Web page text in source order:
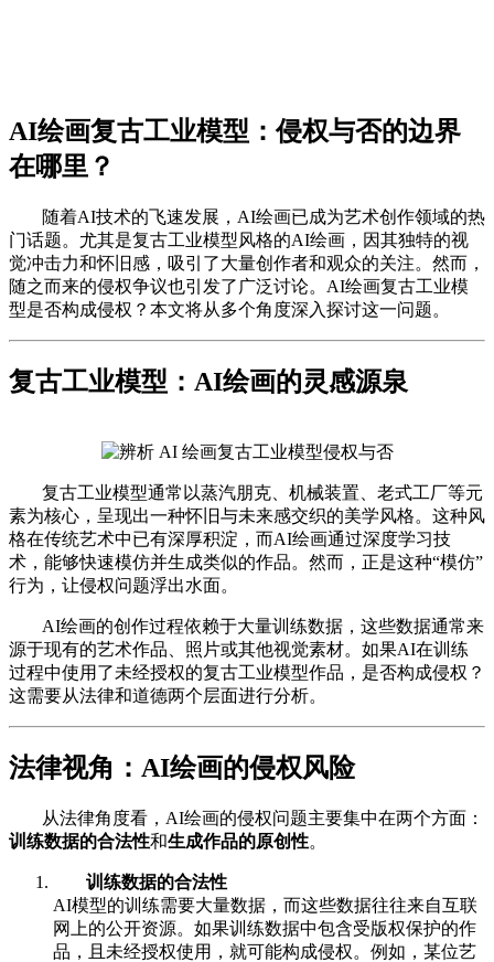
AI绘画复古工业模型：侵权与否的边界
在哪里？
随着AI技术的飞速发展，AI绘画已成为艺术创作领域的热
门话题。尤其是复古工业模型风格的AI绘画，因其独特的视
觉冲击力和怀旧感，吸引了大量创作者和观众的关注。然而，
随之而来的侵权争议也引发了广泛讨论。AI绘画复古工业模
型是否构成侵权？本文将从多个角度深入探讨这一问题。
复古工业模型：AI绘画的灵感源泉
复古工业模型通常以蒸汽朋克、机械装置、老式工厂等元
素为核心，呈现出一种怀旧与未来感交织的美学风格。这种风
格在传统艺术中已有深厚积淀，而AI绘画通过深度学习技
术，能够快速模仿并生成类似的作品。然而，正是这种“模仿”
行为，让侵权问题浮出水面。
AI绘画的创作过程依赖于大量训练数据，这些数据通常来
源于现有的艺术作品、照片或其他视觉素材。如果AI在训练
过程中使用了未经授权的复古工业模型作品，是否构成侵权？
这需要从法律和道德两个层面进行分析。
法律视角：AI绘画的侵权风险
从法律角度看，AI绘画的侵权问题主要集中在两个方面：
训练数据的合法性和生成作品的原创性。
训练数据的合法性
AI模型的训练需要大量数据，而这些数据往往来自互联
网上的公开资源。如果训练数据中包含受版权保护的作
品，且未经授权使用，就可能构成侵权。例如，某位艺